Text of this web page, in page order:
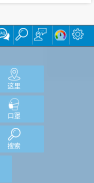
这里
口罩
搜索